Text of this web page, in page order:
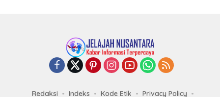
Redaksi Indeks Kode Etik Privacy Policy